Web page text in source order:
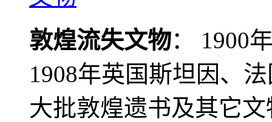
敦煌流失文物： 1900
1908年英国斯坦因、
大批敦煌遗书及其它